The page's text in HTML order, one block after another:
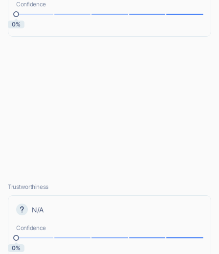
Confidence
0%
Trustworthiness
N/A
Confidence
0%